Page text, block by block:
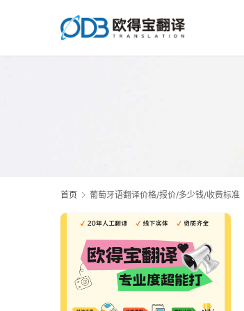
首页 葡萄牙语翻译价格/报价/多少钱/收费标准